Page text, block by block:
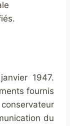
1947.
fournis
du